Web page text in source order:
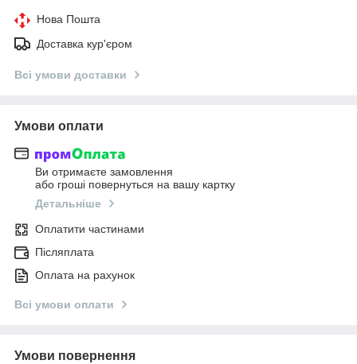
Нова Пошта
Доставка кур'єром
Всі умови доставки
Умови оплати
Ви отримаєте замовлення
або гроші повернуться на вашу картку
Детальніше
Оплатити частинами
Післяплата
Оплата на рахунок
Всі умови оплати
Умови повернення